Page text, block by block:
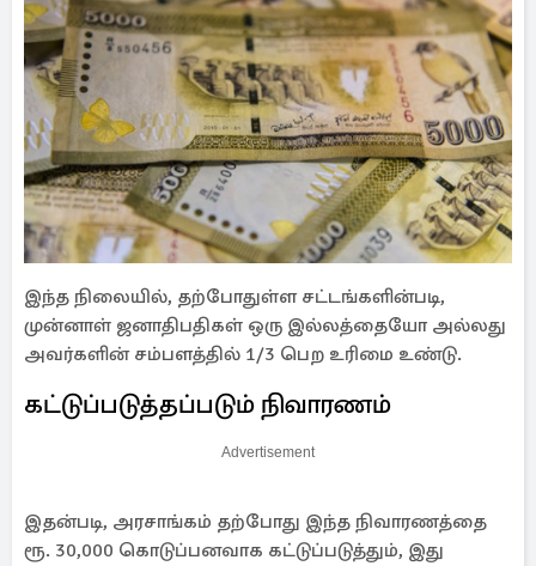
இந்த நிலையில், தற்போதுள்ள சட்டங்களின்படி,
முன்னாள் ஜனாதிபதிகள் ஒரு இல்லத்தையோ அல்லது
அவர்களின் சம்பளத்தில் 1/3 பெற உரிமை உண்டு.
கட்டுப்படுத்தப்படும் நிவாரணம்
Advertisement
இதன்படி, அரசாங்கம் தற்போது இந்த நிவாரணத்தை
ரூ. 30,000 கொடுப்பனவாக கட்டுப்படுத்தும், இது